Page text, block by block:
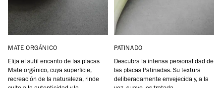
MATE ORGÁNICO
Elija el sutil encanto de las placas
Mate orgánico, cuya superficie,
recreación de la naturaleza, rinde
PATINADO
Descubra la intensa personalidad de
las placas Patinadas. Su textura
deliberadamente envejecida y, a la